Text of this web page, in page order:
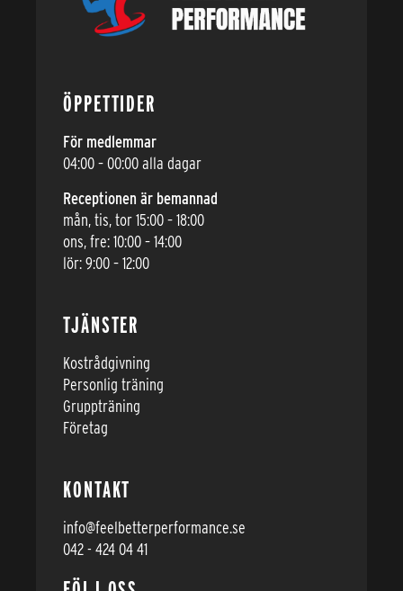
ÖPPETTIDER
För medlemmar
04:00 – 00:00 alla dagar
Receptionen är bemannad
mån, tis, tor 15:00 – 18:00
ons, fre: 10:00 – 14:00
lör: 9:00 – 12:00
TJÄNSTER
Kostrådgivning
Personlig träning
Gruppträning
Företag
KONTAKT
info@feelbetterperformance.se
042 - 424 04 41